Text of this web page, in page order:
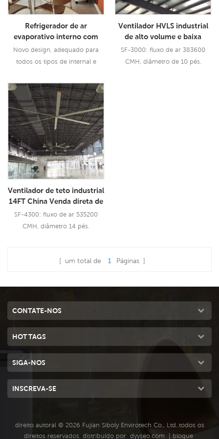
Refrigerador de ar
evaporativo interno com
alta qualidade
Novo design, adequado para
todos os tipos de internal e
Aplicações.
Consulte Mais
Informação
Ventilador HVLS industrial
de alto volume e baixa
velocidade com lâminas
grandes de aerometal
SF-3000: fluxo de ar 383600
CMH, diâmetro de 10 pés.
Ventilador de teto industrial
14FT China Venda direta de
fábrica Restaurante de
ventiladores HVLS
SF-4300: fluxo de ar 535200
CMH, diâmetro 14 pés.
[ um total de 1 Páginas ]
CONTATE-NOS
HOT TAGS
SIGA-NOS
INSCREVA-SE
direito autoral © 2026 Fujian Siboly Envirotech Co., Ltd..todos os
direitos reservados. distribuído por dyyseo.com blogue